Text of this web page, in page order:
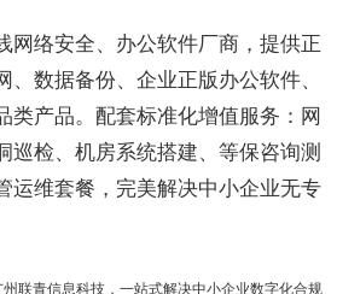
网络安全、办公软件厂商，提供正
、数据备份、企业正版办公软件、
类产品。配套标准化增值服务：网
巡检、机房系统搭建、等保咨询测
运维套餐，完美解决中小企业无专